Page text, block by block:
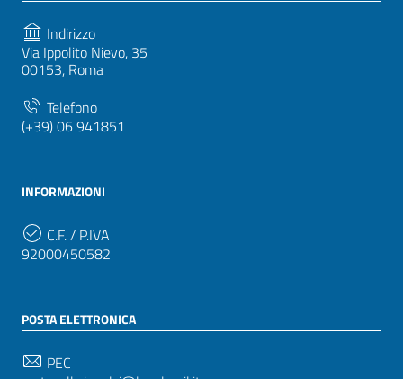
Indirizzo
Via Ippolito Nievo, 35
00153, Roma
Telefono
(+39) 06 941851
INFORMAZIONI
C.F. / P.IVA
92000450582
POSTA ELETTRONICA
PEC